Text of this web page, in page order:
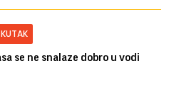
se ne snalaze dobro u vodi